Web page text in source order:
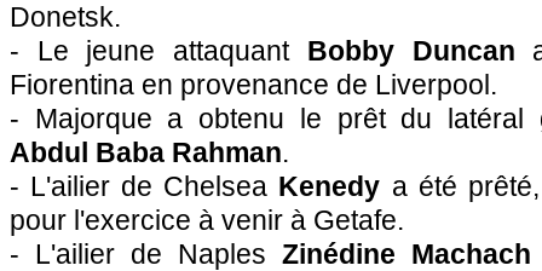
Donetsk.
- Le jeune attaquantBobby Duncan
Fiorentina en provenance de Liverpool.
- Majorque a obtenu le prêt du latéral
Abdul Baba Rahman.
- L'ailier de Chelsea Kenedy a été
pour l'exercice à venir à Getafe.
- L'ailier de Naples Zinédine Machach